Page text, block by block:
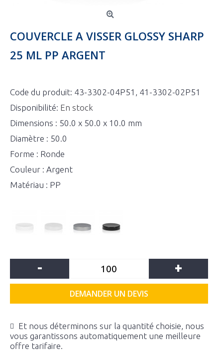
COUVERCLE A VISSER GLOSSY SHARP
25 ML PP ARGENT
Code du produit: 43-3302-04P51, 41-3302-02P51
Disponibilité: En stock
Dimensions : 50.0 x 50.0 x 10.0 mm
Diamètre : 50.0
Forme : Ronde
Couleur : Argent
Matériau : PP
- +
DEMANDER UN DEVIS
Et nous déterminons sur la quantité choisie, nous
vous garantissons automatiquement une meilleure
offre tarifaire.